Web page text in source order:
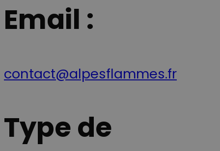
Email :
contact@alpesflammes.fr
Type de